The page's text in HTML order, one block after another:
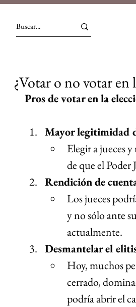
¿Votar o no votar en
Pros de votar en la
Mayor legitimidad
Elegir a jueces
de que el Poder
Rendición de
Los jueces
y no sólo ante
actualmente.
Desmantelar el
Hoy, muchos
cerrado,
podría abrir el